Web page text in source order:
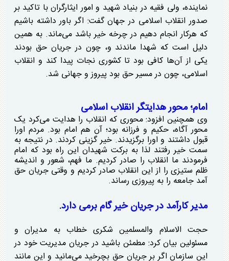
نماینده، ولی فقیه در بنیاد شهید و امور ایثارگران با تاکید بر
صدور انقلاب اسلامی در جهان گفت: اگر باور داشته باشیم
که هرکار انجام دهیم در چرخه خیر باشد می‌ماند. به همین
دلیل است که شهدا ماندند و، چون در جریان حق بودند
یکی از آن‌ها کافی بود تا کشوری نجات پیدا کند و انقلاب
اسلامی، چون در مسیر حق بود پیروز و جهانی شد.
امام؛ محور هدایتگر انقلاب اسلامی
وی همچنین افزود: محوری که انقلاب را هدایت می‌کرد یک
محور آگاه، حکیم و فرزانه بود؛ آن هم امام بود. مردم اورا
قبول داشتند و اورا برگزیدند. خیر گزینی کردند. در نتیجه به
سمت خیر رفتند لذا به برکت شهیدان این راه بود که امام
فرمودند ما انقلاب را صادر کردیم. ما فهم، شعور و اندیشه
ظلم ستیزی را از این انقلاب صادر کردیم و وقتی جریان حق
آمد جامعه را به پیروزی رساند.
مدیر کارآمد در جریان خیر گام برمی دارد.
حجت الاسلام والمسلمین شکری خطاب به مدیران و
مسئولین بیان کرد: مطمئن باشید در جریان مدیریت خود در
این سازمان اگر بر جریان حق بچرخید می‌مانید و این مانند